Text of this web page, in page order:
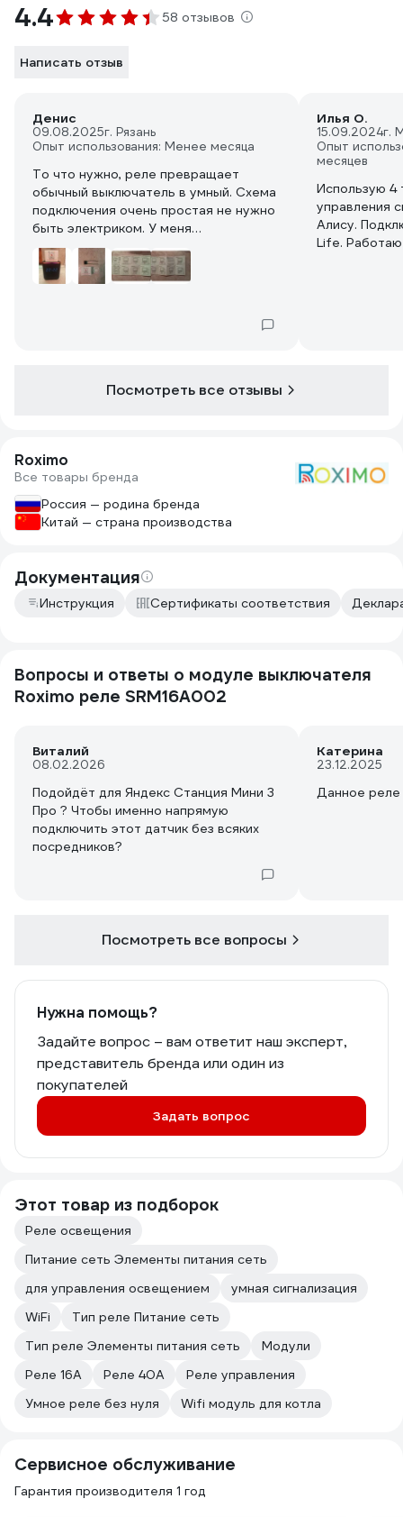
4.4 58 отзывов
Написать отзыв
Денис
09.08.2025г. Рязань
Опыт использования: Менее месяца
То что нужно, реле превращает
обычный выключатель в умный. Схема
подключения очень простая не нужно
быть электриком. У меня
одноклавишный выключатель, из
подразетника выходят два провода.
Отвёрткой - Тестером находим
1.5 мм (на свет толще не нужно).
сделали. На реле есть кнопка нужно
нажать Алиса Миди быстро нашла
новое устройсто. Пользуйтесь Всё
работает. Дата подключения
08.08.2025 г.
Илья О.
15.09.2024г.
Опыт
месяцев
Использую 4
управления
Алису.
Life.
Посмотреть все отзывы
Roximo
Все товары бренда
Россия — родина бренда
Китай — страна производства
Документация
Инструкция Сертификаты соответствия
Вопросы и ответы о модуле выключателя
Roximo реле SRM16A002
Виталий
08.02.2026
Подойдёт для Яндекс Станция Мини 3
Про ? Чтобы именно напрямую
подключить этот датчик без всяких
посредников?
Катерина
23.12.2025
Данное
Посмотреть все вопросы
Нужна помощь?
Задайте вопрос – вам ответит наш эксперт,
представитель бренда или один из
покупателей
Задать вопрос
Этот товар из подборок
Реле освещения
Питание сеть Элементы питания сеть
для управления освещением
умная сигнализация
WiFi
Тип реле Питание сеть
Тип реле Элементы питания сеть
Модули
Реле 16А
Реле 40А
Реле управления
Умное реле без нуля
Wifi модуль для котла
Сервисное обслуживание
Гарантия производителя 1 год